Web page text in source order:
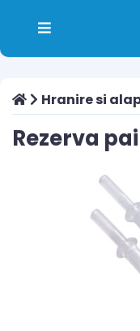
Hranire si
Rezerva